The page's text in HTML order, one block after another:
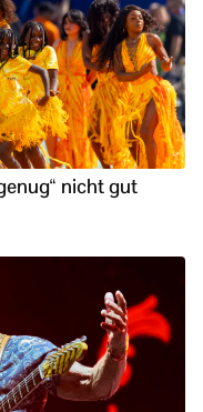
nicht gut